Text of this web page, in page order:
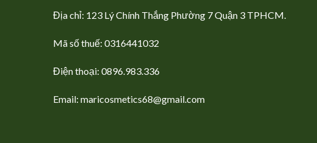
Địa chỉ: 123 Lý Chính Thắng Phường 7 Quận 3 TPHCM.
Mã số thuế: 0316441032
Điện thoại: 0896.983.336
Email: maricosmetics68@gmail.com